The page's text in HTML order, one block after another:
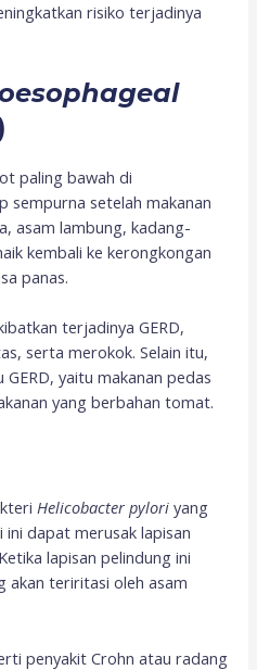
risiko terjadinya
paling bawah di
sempurna setelah makanan
asam lambung, kadang-
kembali ke kerongkongan
panas.
terjadinya GERD,
serta merokok. Selain itu,
yaitu makanan pedas
yang berbahan tomat.
Helicobacter pylori yang
dapat merusak lapisan
lapisan pelindung ini
akan teriritasi oleh asam
penyakit Crohn atau radang